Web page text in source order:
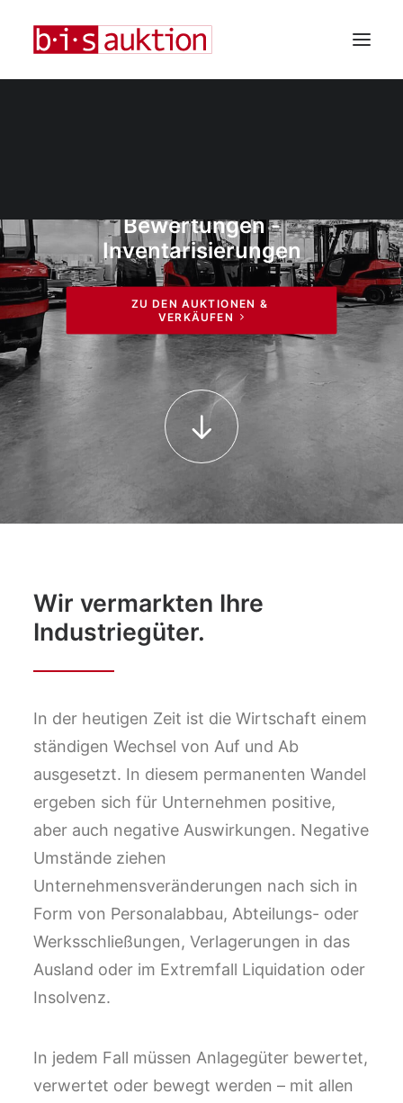
Bewertungen -
Inventarisierungen
ZU DEN AUKTIONEN &
VERKÄUFEN
Wir vermarkten Ihre
Industriegüter.
In der heutigen Zeit ist die Wirtschaft einem
ständigen Wechsel von Auf und Ab
ausgesetzt. In diesem permanenten Wandel
ergeben sich für Unternehmen positive,
aber auch negative Auswirkungen. Negative
Umstände ziehen
Unternehmensveränderungen nach sich in
Form von Personalabbau, Abteilungs- oder
Werksschließungen, Verlagerungen in das
Ausland oder im Extremfall Liquidation oder
Insolvenz.
In jedem Fall müssen Anlagegüter bewertet,
verwertet oder bewegt werden – mit allen